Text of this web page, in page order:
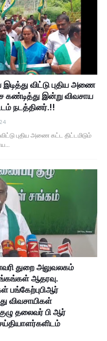
விட்டு புதிய அணை
கண்டித்து இன்று விவசாய
நடத்தினர்.!!
புதிய அணை கட்ட திட்டமிடும்
துறை அலுவலகம்
ஆதரவு.
பங்கேற்புபிஆர்
விவசாயிகள்
தலைவர் பி ஆர்